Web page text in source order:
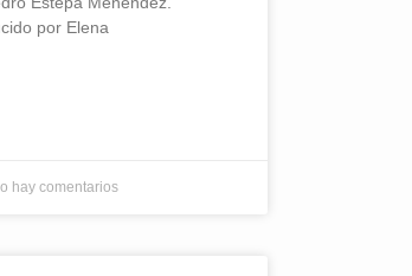
por Elena
hay comentarios